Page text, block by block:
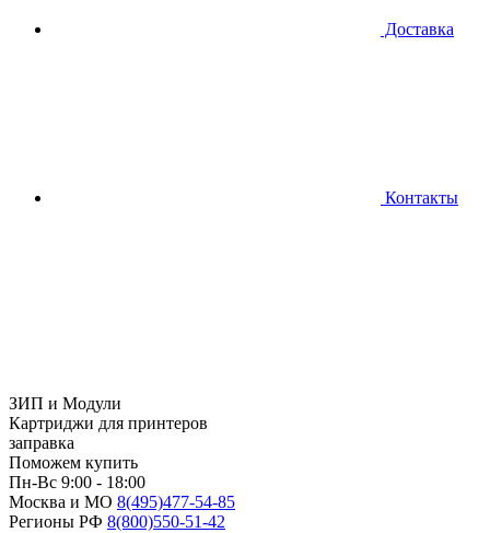
Доставка
Контакты
ЗИП и Модули
Картриджи для принтеров
заправка
Поможем купить
Пн-Вс 9:00 - 18:00
Москва и МО 8(495)477-54-85
Регионы РФ 8(800)550-51-42